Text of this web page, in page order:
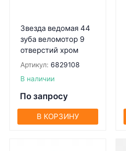
Звезда ведомая 44
зуба веломотор 9
отверстий хром
Артикул: 6829108
В наличии
По запросу
В КОРЗИНУ